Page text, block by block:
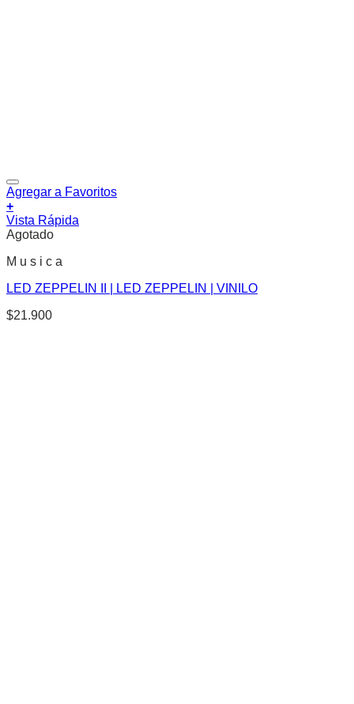
Agregar a Favoritos
+
Vista Rápida
Agotado
M u s i c a
LED ZEPPELIN II | LED ZEPPELIN | VINILO
$21.900